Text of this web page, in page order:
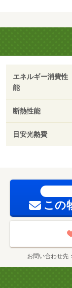
ＴＶ／即入居可／
証人不要／２沿
駅利用可／駅徒歩
畳以上／全居室８
可／ファミリー
サンショウ／栄
ート（コンビニ
で８１０ｍ/賃貸
エネルギー消費性
能
断熱性能
目安光熱費
この
お問い合わせ先